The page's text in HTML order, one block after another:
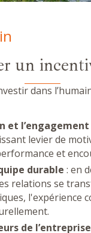
un
dans
et l’engagement
levier de
et
durable : en
relations se
l'expérience
de l’entreprise